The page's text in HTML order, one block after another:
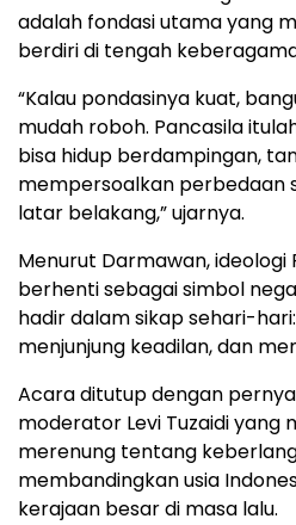
adalah fondasi utama yang
berdiri di tengah
“Kalau pondasinya kuat,
mudah roboh. Pancasila
bisa hidup berdampingan,
mempersoalkan perbedaan
latar belakang,” ujarnya.
Menurut Darmawan,
berhenti sebagai simbol
hadir dalam sikap sehari-
menjunjung keadilan, dan
Acara ditutup dengan
moderator Levi Tuzaidi yang
merenung tentang
membandingkan usia
kerajaan besar di masa lalu.